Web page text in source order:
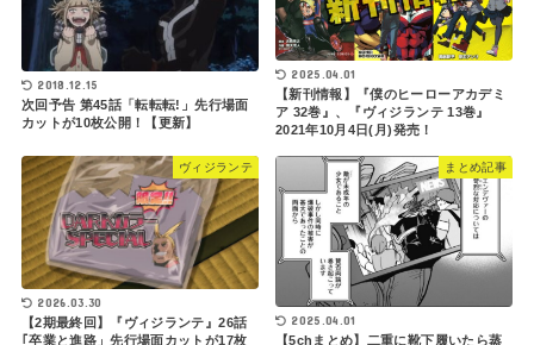
2018.12.15
次回予告 第45話「転転転!」先行場面
カットが10枚公開！【更新】
2025.04.01
【新刊情報】『僕のヒーローアカデミ
ア 32巻』、『ヴィジランテ 13巻』
2021年10月4日(月)発売！
ヴィジランテ
2026.03.30
【2期最終回】『ヴィジランテ』26話
｢卒業と進路」先行場面カットが17枚
まとめ記事
2025.04.01
【5chまとめ】二重に靴下履いたら蒸